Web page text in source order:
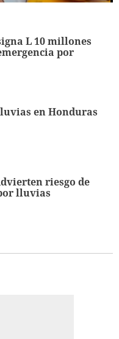
L 10 millones
por
en Honduras
riesgo de
lluvias